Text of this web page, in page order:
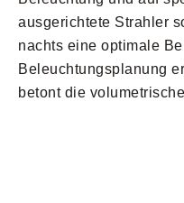
ausgerichtete Strahler
nachts eine optimale
Beleuchtungsplanung
betont die